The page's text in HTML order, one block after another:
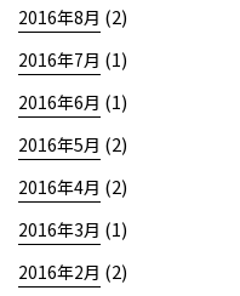
2016年8月 (2)
2016年7月 (1)
2016年6月 (1)
2016年5月 (2)
2016年4月 (2)
2016年3月 (1)
2016年2月 (2)